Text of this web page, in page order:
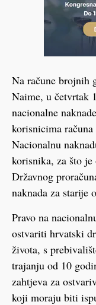
Na račune brojnih
Naime, u četvrtak
nacionalne
korisnicima
Nacionalnu
korisnika, za što
Državnog
naknada za starije
Pravo na
ostvariti hrvatski
života, s
trajanju od 10
zahtjeva za
koji moraju biti